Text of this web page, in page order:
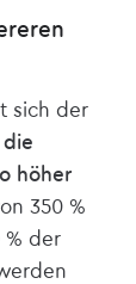
sich der
die
höher
350 %
% der